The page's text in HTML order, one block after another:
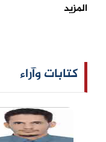
المزيد
كتابات وآراء